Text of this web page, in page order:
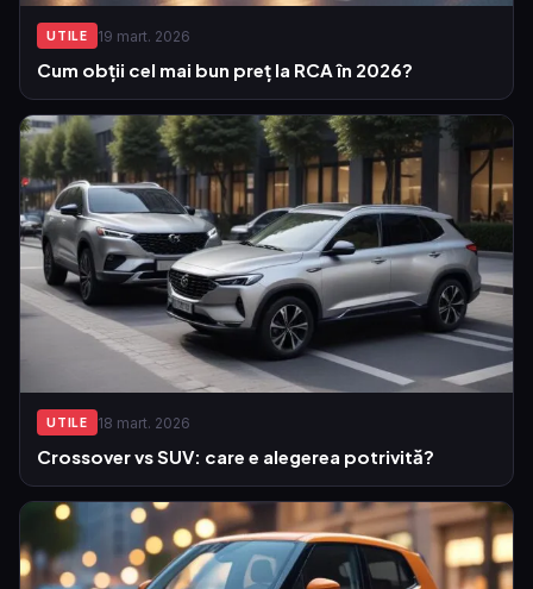
UTILE 19 mart. 2026
Cum obții cel mai bun preț la RCA în 2026?
UTILE 18 mart. 2026
Crossover vs SUV: care e alegerea potrivită?